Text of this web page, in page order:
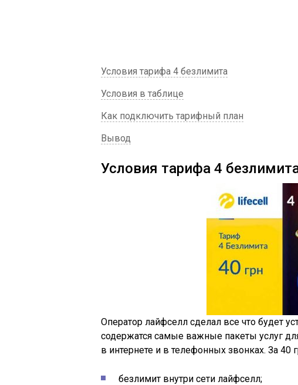
Условия тарифа 4 безлимита
Условия в таблице
Как подключить тарифный план
Вывод
Условия тарифа 4
Оператор лайфселл сделал все что будет
содержатся самые важные пакеты услуг
в интернете и в телефонных звонках. За 40
безлимит внутри сети лайфселл;